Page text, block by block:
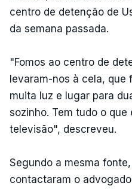
centro de detenção de
da semana passada.
"Fomos ao centro de
levaram-nos à cela, que
muita luz e lugar para
sozinho. Tem tudo o
televisão", descreveu.
Segundo a mesma
contactaram o